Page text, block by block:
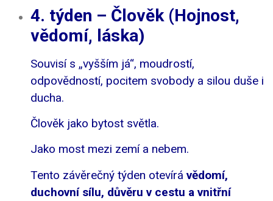
4. týden – Člověk (Hojnost,
vědomí, láska)
Souvisí s „vyšším já“, moudrostí,
odpovědností, pocitem svobody a silou duše i
ducha.
Člověk jako bytost světla.
Jako most mezi zemí a nebem.
Tento závěrečný týden otevírá vědomí,
duchovní sílu, důvěru v cestu a vnitřní